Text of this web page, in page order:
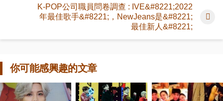
K-POP公司職員問卷調查 : IVE&#8221;2022
年最佳歌手&#8221;，NewJeans是&#8221;
最佳新人&#8221;
你可能感興趣的文章